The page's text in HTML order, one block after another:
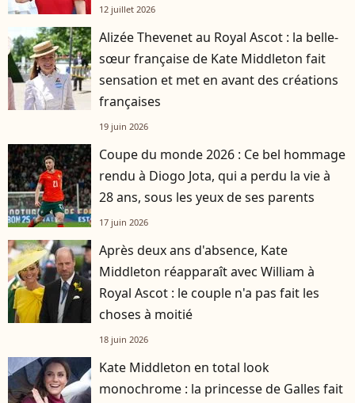
12 juillet 2026
Alizée Thevenet au Royal Ascot : la belle-
sœur française de Kate Middleton fait
sensation et met en avant des créations
françaises
19 juin 2026
Coupe du monde 2026 : Ce bel hommage
rendu à Diogo Jota, qui a perdu la vie à
28 ans, sous les yeux de ses parents
17 juin 2026
Après deux ans d'absence, Kate
Middleton réapparaît avec William à
Royal Ascot : le couple n'a pas fait les
choses à moitié
18 juin 2026
Kate Middleton en total look
monochrome : la princesse de Galles fait